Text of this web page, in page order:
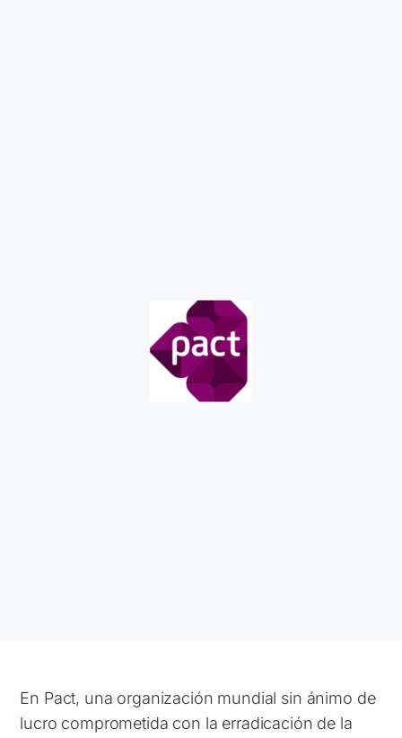
En Pact, una organización mundial sin ánimo de
lucro comprometida con la erradicación de la